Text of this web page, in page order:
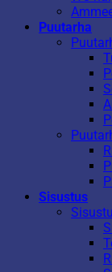
Puutarha
Sisustus